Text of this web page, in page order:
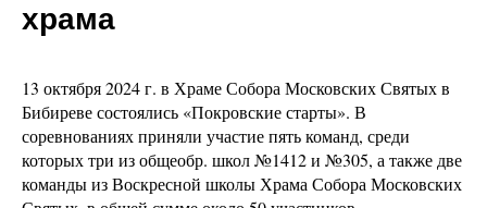
храма
13 октября 2024 г. в Храме Собора Московских Святых в
Бибиреве состоялись «Покровские старты». В
соревнованиях приняли участие пять команд, среди
которых три из общеобр. школ №1412 и №305, а также две
команды из Воскресной школы Храма Собора Московских